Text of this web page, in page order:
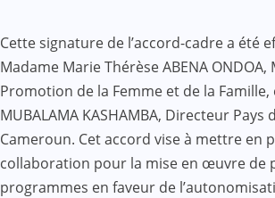
Cette signature de l’accord-cadre a été
Madame Marie Thérèse ABENA
Promotion de la Femme et de la
MUBALAMA KASHAMBA, Directeur Pays
Cameroun. Cet accord vise à mettre en
collaboration pour la mise en œuvre de
programmes en faveur de